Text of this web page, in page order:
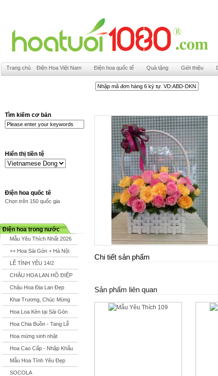
Trang chủ Điện Hoa Việt Nam Điện hoa quốc tế Quà tặng Giới thiệu
Tìm kiếm cơ bản
Hiển thị tiền tệ
Điện hoa quốc tế
Chọn trên 150 quốc gia
Điện hoa trong nước
Mẫu Yêu Thích Nhất 2026
++ Hoa Sài Gòn + Hà Nội
LỄ TÌNH YÊU 14/2
CHẬU HOA LAN HỒ ĐIỆP
Chậu Hoa Địa Lan Đẹp
Khai Trương, Chúc Mừng
Hoa Loa Kèn tại Sài Gòn
Hoa Chia Buồn - Tang Lễ
Hoa mừng sinh nhật
Hoa Cao Cấp - Nhập Khẩu
Mẫu Hoa Tình Yêu Đẹp
SOCOLA
Chi tiết sản phẩm
Sản phẩm liên quan